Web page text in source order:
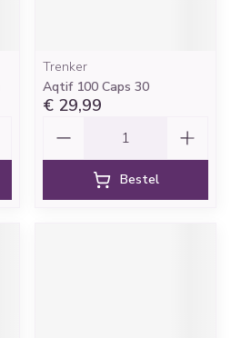
Trenker
Aqtif 100 Caps 30
€ 29,99
Bestel